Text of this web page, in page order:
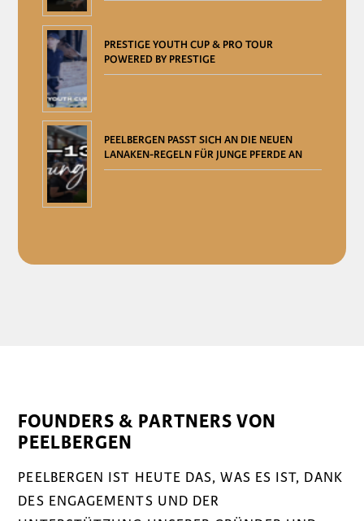
PRESTIGE YOUTH CUP & PRO TOUR
POWERED BY PRESTIGE
PEELBERGEN PASST SICH AN DIE NEUEN
LANAKEN-REGELN FÜR JUNGE PFERDE AN
FOUNDERS & PARTNERS VON
PEELBERGEN
PEELBERGEN IST HEUTE DAS, WAS ES IST, DANK
DES ENGAGEMENTS UND DER